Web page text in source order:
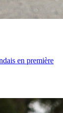
en première